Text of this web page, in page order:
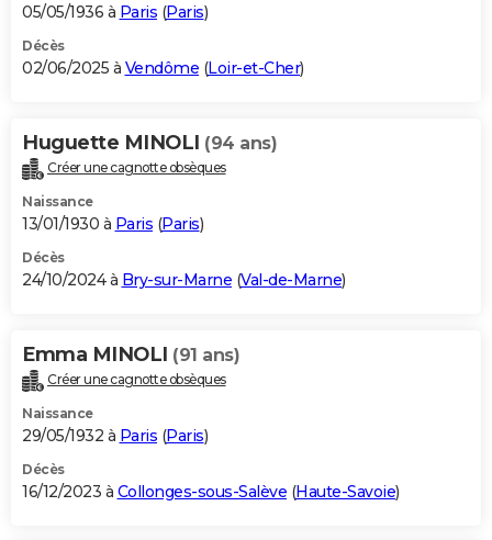
GUIDES D'ACHAT
BONS PLANS
Carte de Noël
Carte Bonne année
Carte Saint-Valentin
Carte Pâques
Carte d'anniversaire
DICTIONNAIRE
Dictionnaire
Biographies
Citations
Expressions
Proverbes
PROGRAMME TV
S'inscrire
Se connecter
Lycées
Collèges
Primaires
Universités
Entreprises
Service militaire
Avis de recherche
AVIS DE DÉCÈS
Bricolage
Lifestyle
Culture
Sport
Auto
Television
Voyage
Cinema
05/05/1936 à Paris (Paris)
Décès
02/06/2025 à Vendôme (Loir-et-Cher)
Huguette MINOLI (94 ans)
Créer une cagnotte obsèques
Naissance
13/01/1930 à Paris (Paris)
Décès
24/10/2024 à Bry-sur-Marne (Val-de-Marne)
Emma MINOLI (91 ans)
Créer une cagnotte obsèques
Naissance
29/05/1932 à Paris (Paris)
Décès
16/12/2023 à Collonges-sous-Salève (Haute-Savoie)